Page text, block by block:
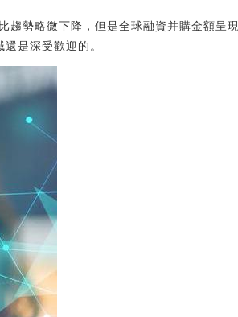
勢略微下降，但是全球融資并購金額呈現
是深受歡迎的。